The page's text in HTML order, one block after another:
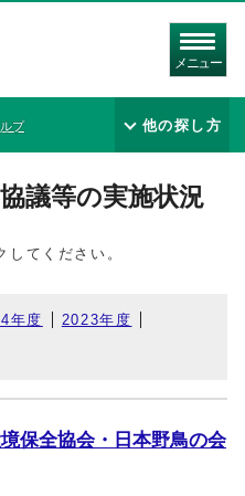
メニュー
プ 他の探し方
議等の実施状況
てください。
年度 2023年度
保全協会・日本野鳥の会